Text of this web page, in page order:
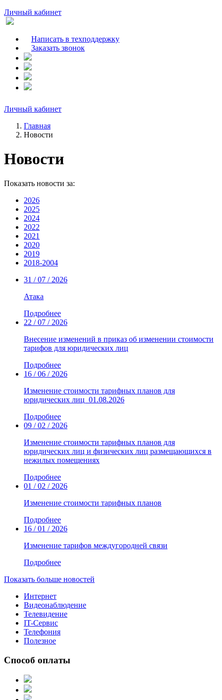
Личный кабинет
Написать в техподдержку
Заказать звонок
Личный кабинет
Главная
Новости
Новости
Показать новости за:
2026
2025
2024
2022
2021
2020
2019
2018-2004
31 / 07 / 2026
Атака
Подробнее
22 / 07 / 2026
Внесение изменений в приказ об изменении стоимости
тарифов для юридических лиц
Подробнее
16 / 06 / 2026
Изменение стоимости тарифных планов для
юридических лиц_01.08.2026
Подробнее
09 / 02 / 2026
Изменение стоимости тарифных планов для
юридических лиц и физических лиц размещающихся в
нежилых помещениях
Подробнее
01 / 02 / 2026
Изменение стоимости тарифных планов
Подробнее
16 / 01 / 2026
Изменение тарифов междугородней связи
Подробнее
Показать больше новостей
Интернет
Видеонаблюдение
Телевидение
IT-Сервис
Телефония
Полезное
Способ оплаты